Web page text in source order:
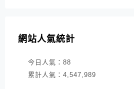
網站人氣統計
今日人氣： 88
累計人氣： 4,547,989